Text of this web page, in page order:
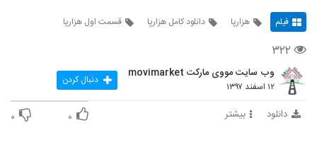
فیلم هزارپا دانلود کامل هزارپا قسمت اول هزارپا
۳۲۲
وب سایت مووی مارکت movimarket
۱۲ اسفند ۱۳۹۷ دنبال کردن
دانلود بیشتر ۰ ۰